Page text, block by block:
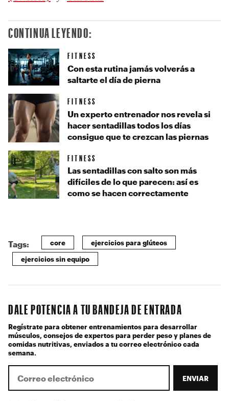
CONTINUA LEYENDO:
FITNESS
Con esta rutina jamás volverás a
saltarte el día de pierna
FITNESS
Un experto entrenador nos revela si
hacer sentadillas todos los días
consigue que te crezcan las piernas
FITNESS
Las sentadillas con salto son más
difíciles de lo que parecen: así es
como se hacen correctamente
Tags: core ejercicios para glúteos
ejercicios sin equipo
DALE POTENCIA A TU BANDEJA DE ENTRADA
Regístrate para obtener entrenamientos para desarrollar
músculos, consejos de expertos para perder peso y planes de
comidas nutritivas, enviados a tu correo electrónico cada
semana.
ENVIAR